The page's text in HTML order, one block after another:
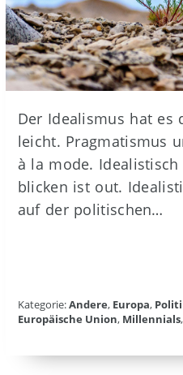
Der Idealismus hat es
leicht. Pragmatismus
à la mode.
blicken ist out.
auf der politischen…
Kategorie:Andere, Europa,
Europäische Union, Millennials,